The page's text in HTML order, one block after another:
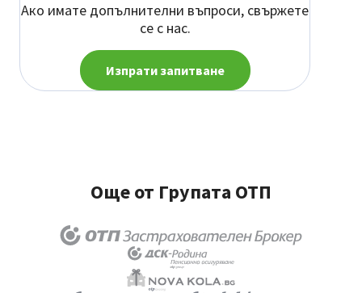
Ако имате допълнителни въпроси, свържете
се с нас.
Изпрати запитване
Още от Групата ОТП